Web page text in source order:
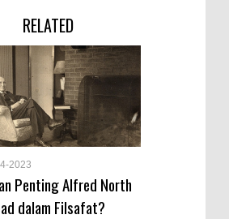
RELATED
2023
Penting Alfred North
dalam Filsafat?